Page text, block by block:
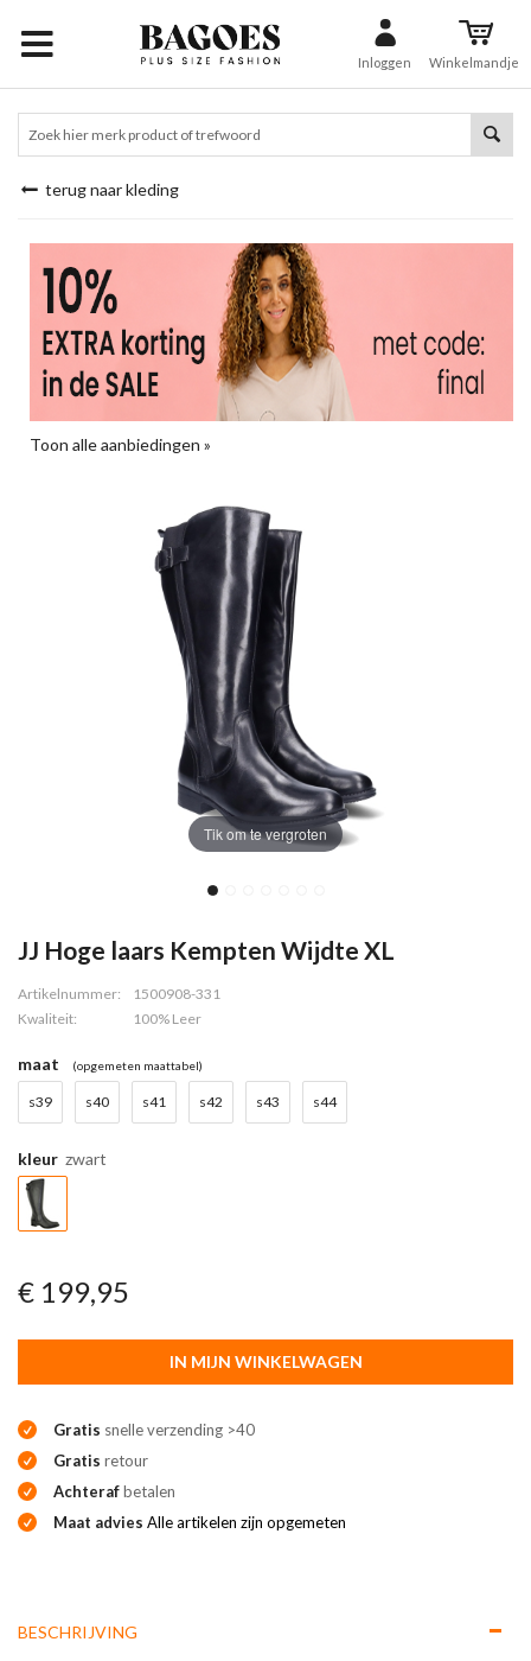
Inloggen Winkelmandje
terug naar kleding
Toon alle aanbiedingen »
Tik om te vergroten
JJ Hoge laars Kempten Wijdte XL
Artikelnummer:
1500908-331
Kwaliteit:
100% Leer
maat (opgemeten maattabel)
s39 s40 s41 s42 s43 s44
kleur zwart
€ 199,95
IN MIJN WINKELWAGEN
Gratis snelle verzending >40
Gratis retour
Achterafbetalen
Maat advies Alle artikelen zijn opgemeten
BESCHRIJVING